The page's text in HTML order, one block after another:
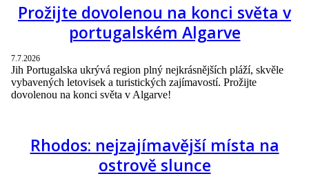
Prožijte dovolenou na konci světa v
portugalském Algarve
7.7.2026
Jih Portugalska ukrývá region plný nejkrásnějších pláží, skvěle
vybavených letovisek a turistických zajímavostí. Prožijte
dovolenou na konci světa v Algarve!
Rhodos: nejzajímavější místa na
ostrově slunce